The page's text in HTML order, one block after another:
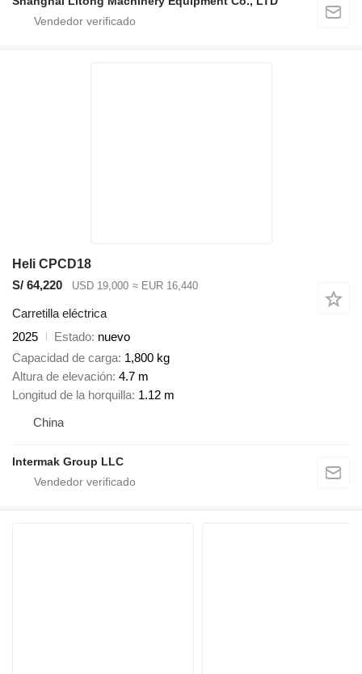
Heli CPCD18
S/ 64,220
USD 19,000 ≈ EUR 16,440
Carretilla eléctrica
2025
Estado nuevo
Capacidad de carga 1,800 kg
Altura de elevación 4.7 m
Longitud de la horquilla 1.12 m
China
Intermak Group LLC